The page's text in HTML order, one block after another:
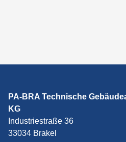
PA-BRA Technische
KG
Industriestraße 36
33034 Brakel